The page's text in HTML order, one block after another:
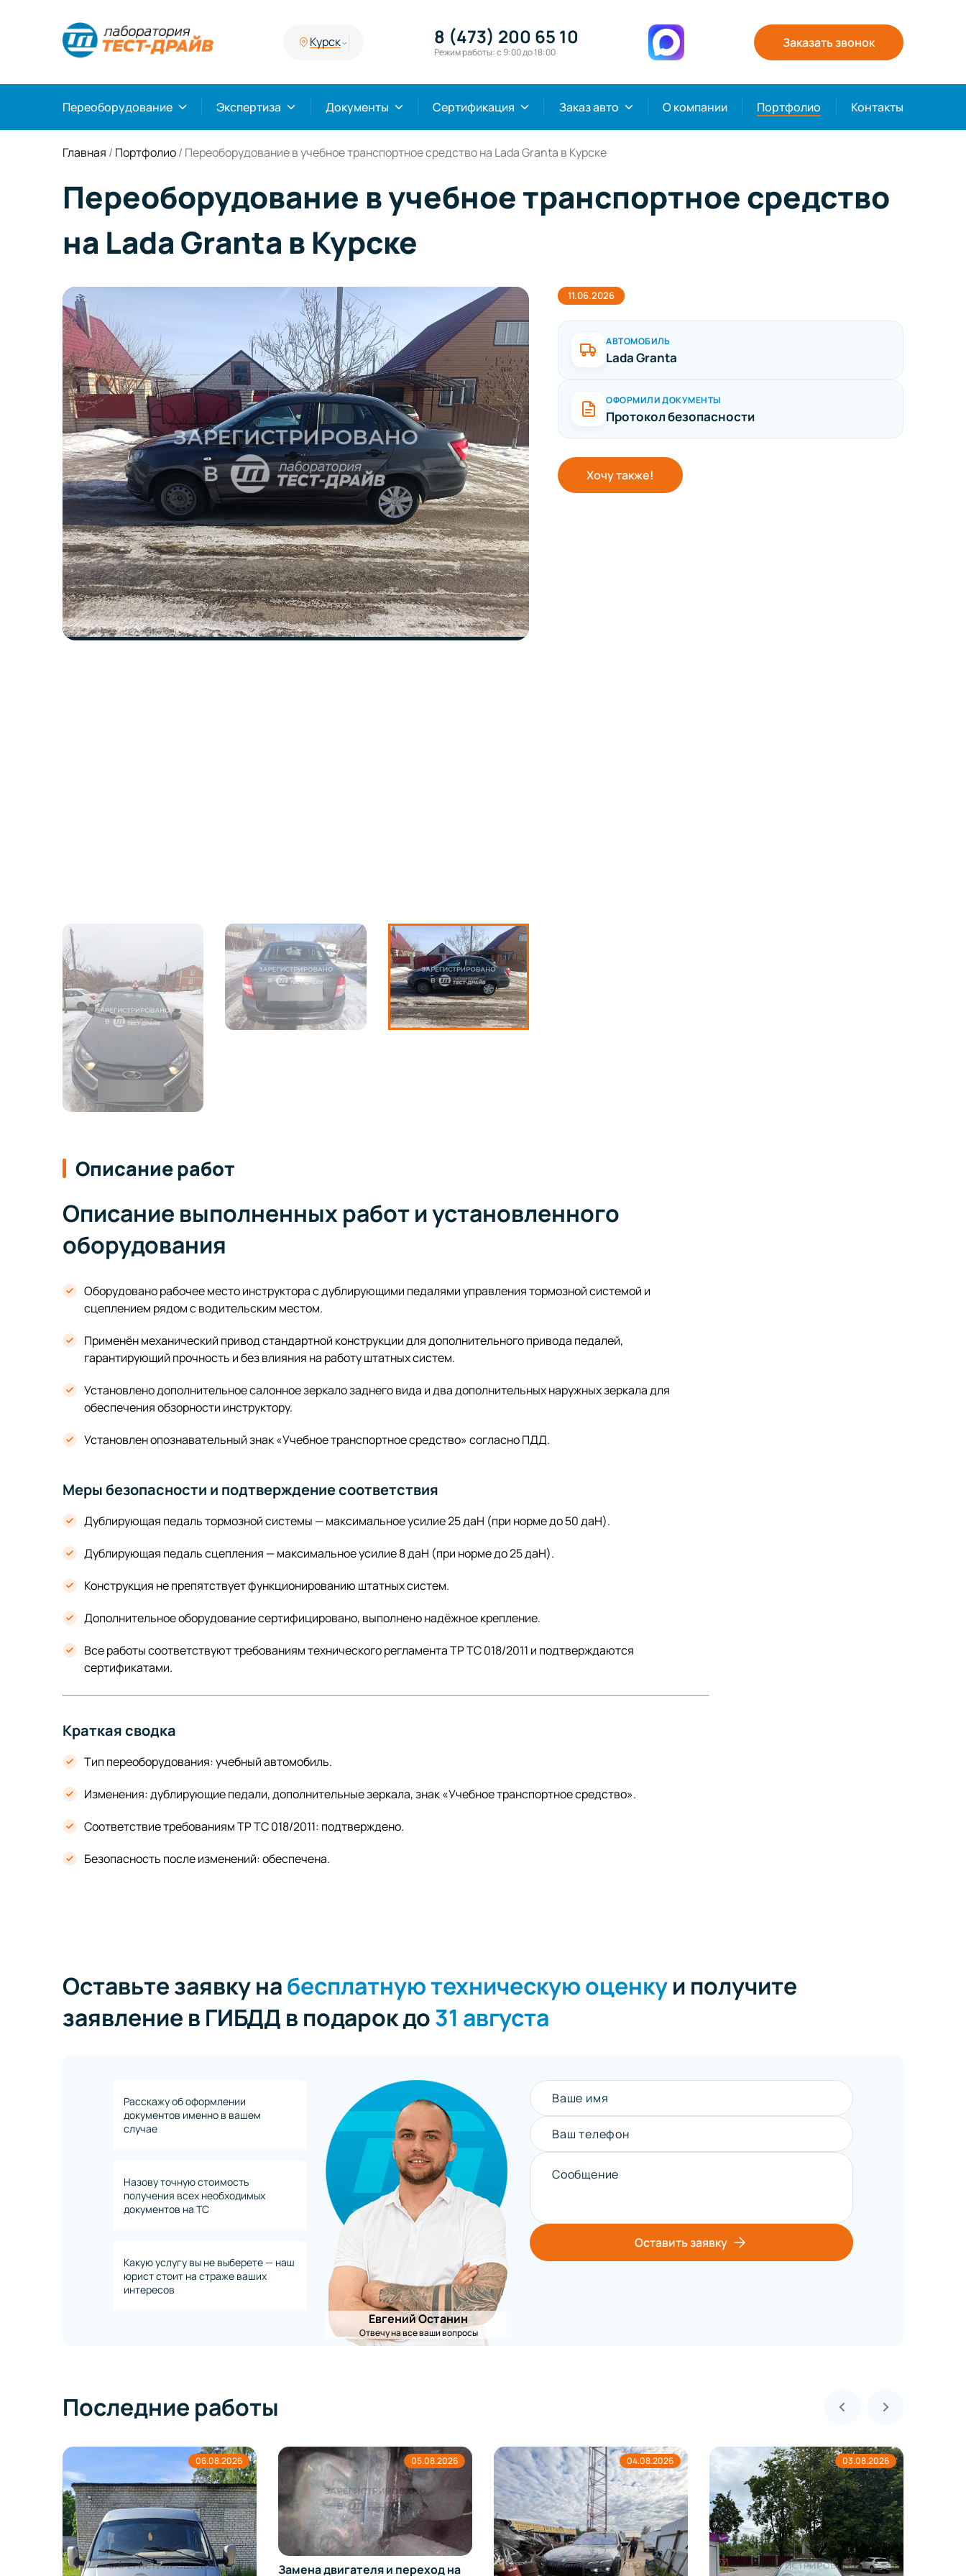
Курск 8 (473) 200 65 10
Режим работы: с 9:00 до 18:00
Заказать звонок
Переоборудование Экспертиза Документы Сертификация Заказ авто О компании Портфолио Контакты
Главная / Портфолио/ Переоборудование в учебное транспортное средство на Lada Granta в Курске
Переоборудование в учебное транспортное средство
на Lada Granta в Курске
11.06.2026
АВТОМОБИЛЬ
Lada Granta
ОФОРМИЛИ ДОКУМЕНТЫ
Протокол безопасности
Хочу также!
Описание работ
Описание выполненных работ и установленного
оборудования
Оборудовано рабочее место инструктора с дублирующими педалями управления тормозной системой и
сцеплением рядом с водительским местом.
Применён механический привод стандартной конструкции для дополнительного привода педалей,
гарантирующий прочность и без влияния на работу штатных систем.
Установлено дополнительное салонное зеркало заднего вида и два дополнительных наружных зеркала для
обеспечения обзорности инструктору.
Установлен опознавательный знак «Учебное транспортное средство» согласно ПДД.
Меры безопасности и подтверждение соответствия
Дублирующая педаль тормозной системы — максимальное усилие 25 даН (при норме до 50 даН).
Дублирующая педаль сцепления — максимальное усилие 8 даН (при норме до 25 даН).
Конструкция не препятствует функционированию штатных систем.
Дополнительное оборудование сертифицировано, выполнено надёжное крепление.
Все работы соответствуют требованиям технического регламента ТР ТС 018/2011 и подтверждаются
сертификатами.
Краткая сводка
Тип переоборудования: учебный автомобиль.
Изменения: дублирующие педали, дополнительные зеркала, знак «Учебное транспортное средство».
Соответствие требованиям ТР ТС 018/2011: подтверждено.
Безопасность после изменений: обеспечена.
Оставьте заявку набесплатную техническую оценкуи получите
заявление в ГИБДД в подарок до31 августа
Расскажу об оформлении
документов именно в вашем
случае
Назову точную стоимость
получения всех необходимых
документов на ТС
Какую услугу вы не выберете — наш
юрист стоит на страже ваших
интересов
Евгений Останин
Отвечу на все ваши вопросы
Ваше имя
Ваш телефон
Сообщение
Оставить заявку
Последние работы
06.08.2026 05.08.2026
Замена двигателя и переход на
04.08.2026 03.08.2026